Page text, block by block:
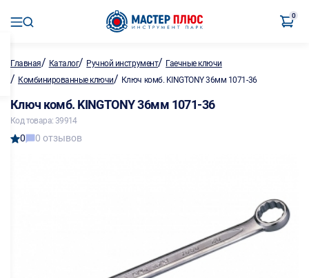
0
Главная/ Каталог/ Ручной инструмент/ Гаечные ключи
/ Комбинированные ключи/ Ключ комб. KINGTONY 36мм 1071-36
Ключ комб. KINGTONY 36мм 1071-36
Код товара: 39914
0 0 отзывов